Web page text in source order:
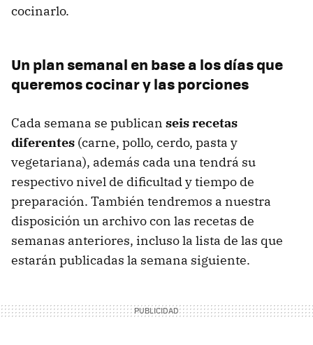
cocinarlo.
Un plan semanal en base a los días que
queremos cocinar y las porciones
Cada semana se publican seis recetas
diferentes (carne, pollo, cerdo, pasta y
vegetariana), además cada una tendrá su
respectivo nivel de dificultad y tiempo de
preparación. También tendremos a nuestra
disposición un archivo con las recetas de
semanas anteriores, incluso la lista de las que
estarán publicadas la semana siguiente.